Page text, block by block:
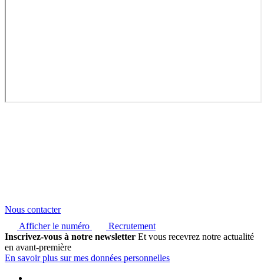
Nous contacter
Afficher le numéro
Recrutement
Inscrivez-vous à notre newsletter Et vous recevrez notre actualité
en avant-première
En savoir plus sur mes données personnelles